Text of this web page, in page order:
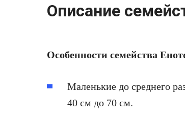
Описание
Особенности семейства
Маленькие до среднего
40 см до 70 см.